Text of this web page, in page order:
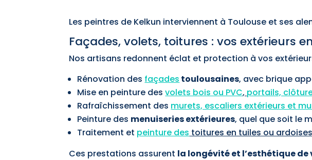
Les peintres de Kelkun interviennent à Toulouse et ses
Façades, volets, toitures : vos extérieurs
Nos artisans redonnent éclat et protection à vos
Rénovation des façades toulousaines, avec brique
Mise en peinture desvolets bois ou PVC, portails,
Rafraîchissement des murets, escaliers extérieurs et
Peinture des menuiseries extérieures, quel que soit le
Traitement et peinture des toitures en tuiles ou
Ces prestations assurent la longévité et l’esthétique